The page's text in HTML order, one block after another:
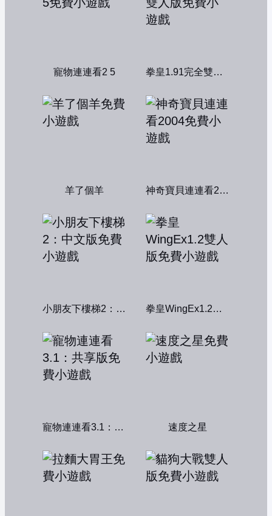
寵物連連看2 5 拳皇1.91完全雙人版
羊了個羊 神奇寶貝連連看2004
小朋友下樓梯2：中文版 拳皇WingEx1.2雙人版
寵物連連看3.1：共享版 速度之星